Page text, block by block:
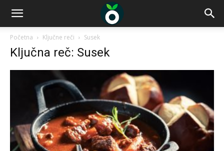
Početna Ključne reči Susek
Ključna reč: Susek